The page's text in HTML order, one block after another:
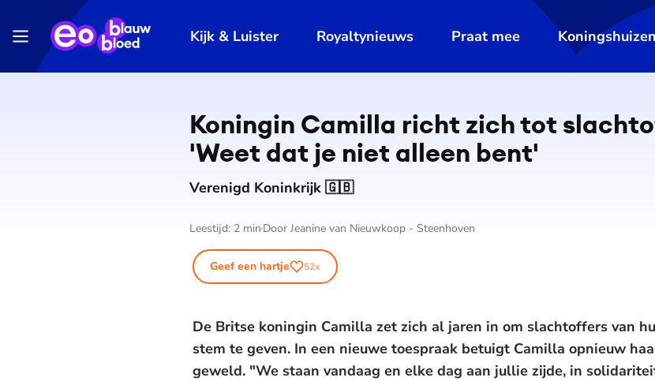
Kijk & Luister Royaltynieuws Praat mee Koningshuizen
Koningin Camilla richt zich tot
'Weet dat je niet alleen bent'
Verenigd Koninkrijk 🇬🇧
Leestijd: 2 min Door Jeanine van Nieuwkoop - Steenhoven
Geef een hartje 52x
De Britse koningin Camilla zet zich al jaren in om slachtoffers van
stem te geven. In een nieuwe toespraak betuigt Camilla opnieuw
geweld. "We staan vandaag en elke dag aan jullie zijde, in